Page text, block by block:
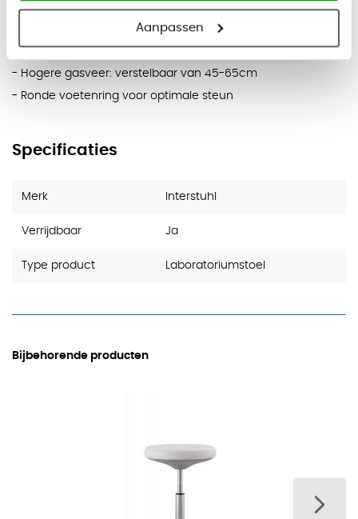
Aanpassen
- 10 jaar garantie
Optioneel:
- Hogere gasveer: verstelbaar van 45-65cm
- Ronde voetenring voor optimale steun
Specificaties
Merk Interstuhl
Verrijdbaar Ja
Type product Laboratoriumstoel
Bijbehorende producten